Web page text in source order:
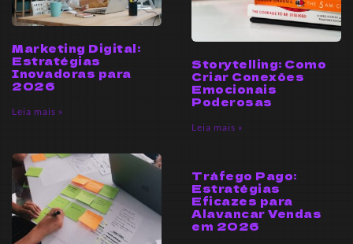
Marketing Digital:
Estratégias
Inovadoras para
2026
Leia mais »
Storytelling: Como
Criar Conexões
Emocionais
Poderosas
Leia mais »
Tráfego Pago:
Estratégias
Eficazes para
Alavancar Vendas
em 2026